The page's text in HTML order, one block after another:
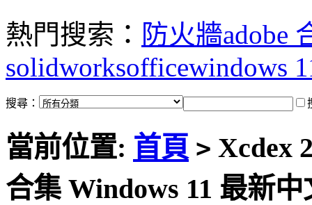
熱門搜索： 防火牆adobe
solidworksofficewindows
搜尋：
當前位置: 首頁 > Xcdex
合集 Windows 11 最新